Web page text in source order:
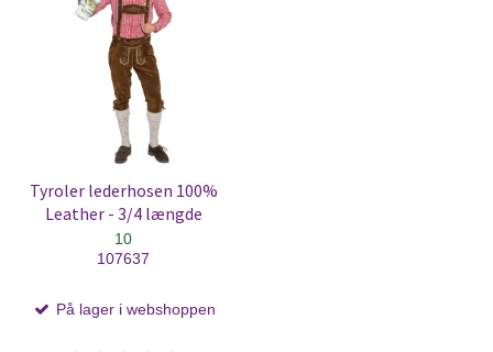
Tyroler lederhosen 100%
Leather - 3/4 længde
10
107637
På lager i webshoppen